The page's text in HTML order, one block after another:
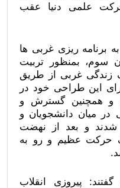
حرکت علمی دنیا عقب
برنامه ریزی غربی ها
سوم، بمنظور تربیت
زندگی غربی از طریق
این طراحی خود در
و همچنین گسترش و
در میان دانشجویان و
شدند و بعد از نهضت
سال ۱۳۴۱ نیز یک حرکت عظیم و رو به
پیروزی انقلاب